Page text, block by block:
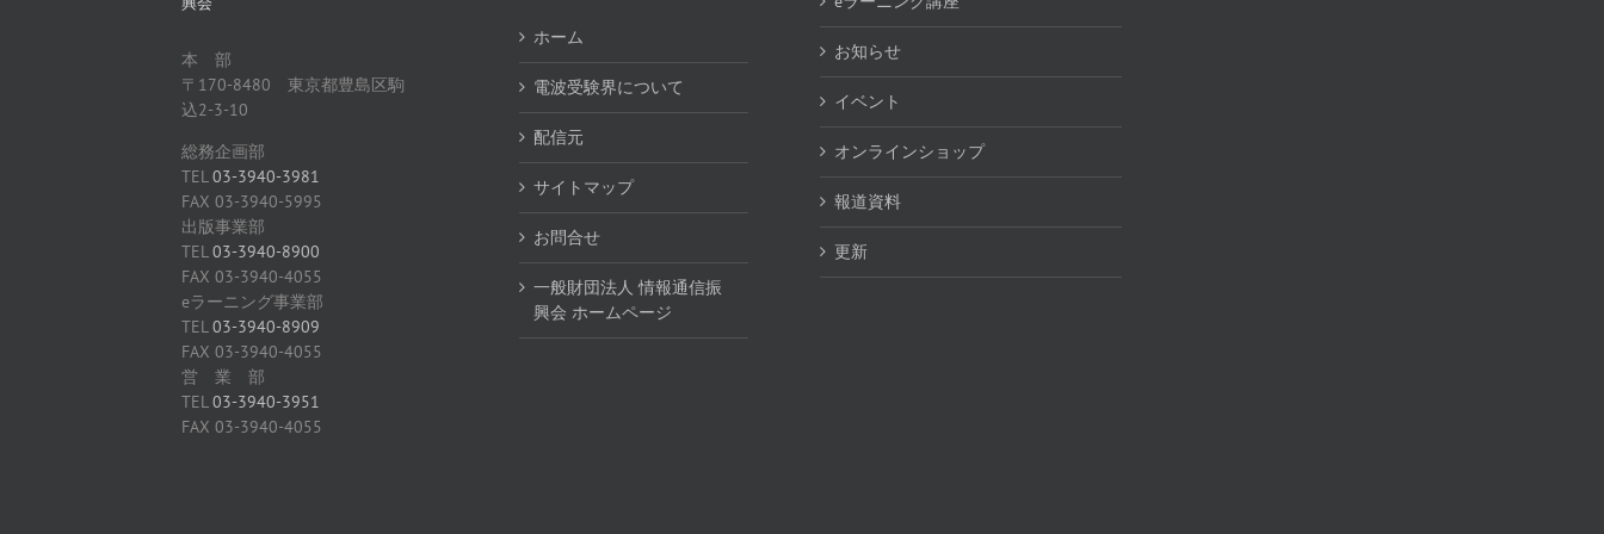
本 部
〒170-8480 東京都豊島区駒
込2-3-10
総務企画部
TEL03-3940-3981
FAX 03-3940-5995
出版事業部
TEL03-3940-8900
FAX 03-3940-4055
eラーニング事業部
TEL03-3940-8909
FAX 03-3940-4055
営 業 部
TEL03-3940-3951
FAX 03-3940-4055
ホーム
電波受験界について
配信元
サイトマップ
お問合せ
一般財団法人 情報通信振
興会 ホームページ
お知らせ
イベント
オンラインショップ
報道資料
更新